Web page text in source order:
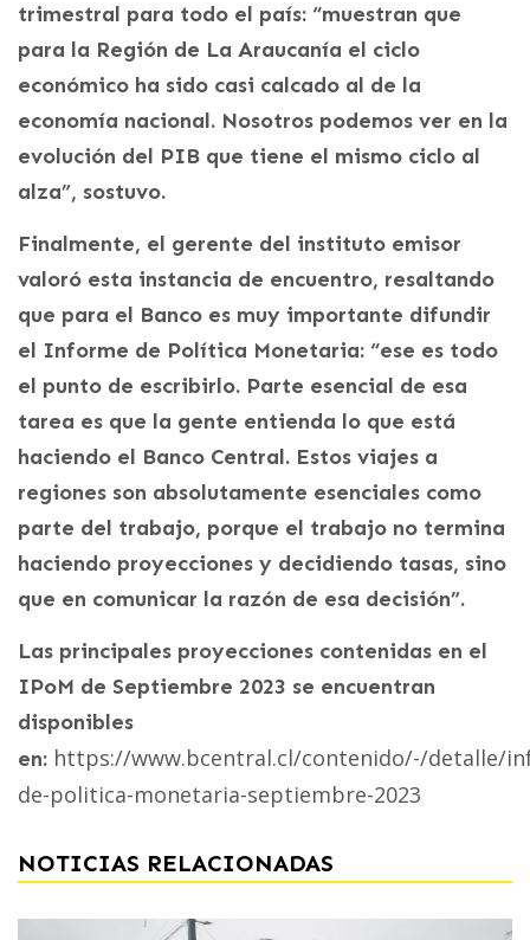
trimestral para todo el país: “muestran que
para la Región de La Araucanía el ciclo
económico ha sido casi calcado al de la
economía nacional. Nosotros podemos ver en la
evolución del PIB que tiene el mismo ciclo al
alza”, sostuvo.
Finalmente, el gerente del instituto emisor
valoró esta instancia de encuentro, resaltando
que para el Banco es muy importante difundir
el Informe de Política Monetaria: “ese es todo
el punto de escribirlo. Parte esencial de esa
tarea es que la gente entienda lo que está
haciendo el Banco Central. Estos viajes a
regiones son absolutamente esenciales como
parte del trabajo, porque el trabajo no termina
haciendo proyecciones y decidiendo tasas, sino
que en comunicar la razón de esa decisión”.
Las principales proyecciones contenidas en el
IPoM de Septiembre 2023 se encuentran
disponibles
en: https://www.bcentral.cl/contenido/-/detalle/
de-politica-monetaria-septiembre-2023
NOTICIAS RELACIONADAS